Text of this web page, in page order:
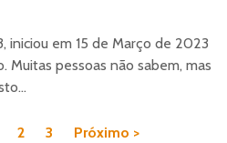
iniciou em 15 de Março de 2023
Muitas pessoas não sabem, mas
2 3 Próximo >